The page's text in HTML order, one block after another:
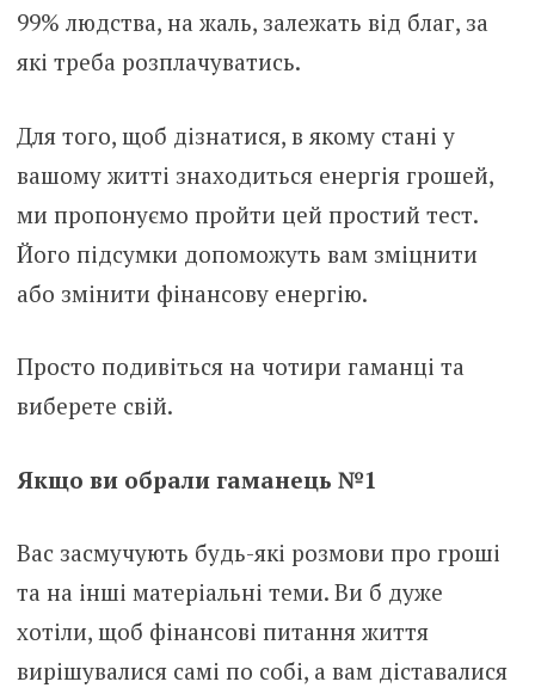
99% людства, на жаль, залежать від благ, за
які треба розплачуватись.
Для того, щоб дізнатися, в якому стані у
вашому житті знаходиться енергія грошей,
ми пропонуємо пройти цей простий тест.
Його підсумки допоможуть вам зміцнити
або змінити фінансову енергію.
Просто подивіться на чотири гаманці та
виберете свій.
Якщо ви обрали гаманець №1
Вас засмучують будь-які розмови про гроші
та на інші матеріальні теми. Ви б дуже
хотіли, щоб фінансові питання життя
вирішувалися самі по собі, а вам діставалися